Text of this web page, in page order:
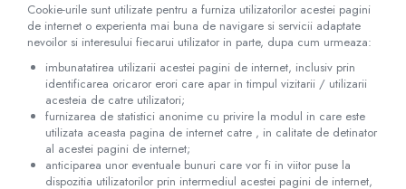
Cookie-urile sunt utilizate pentru a furniza utilizatorilor acestei pagini
de internet o experienta mai buna de navigare si servicii adaptate
nevoilor si interesului fiecarui utilizator in parte, dupa cum urmeaza:
imbunatatirea utilizarii acestei pagini de internet, inclusiv prin
identificarea oricaror erori care apar in timpul vizitarii / utilizarii
acesteia de catre utilizatori;
furnizarea de statistici anonime cu privire la modul in care este
utilizata aceasta pagina de internet catre , in calitate de detinator
al acestei pagini de internet;
anticiparea unor eventuale bunuri care vor fi in viitor puse la
dispozitia utilizatorilor prin intermediul acestei pagini de internet,